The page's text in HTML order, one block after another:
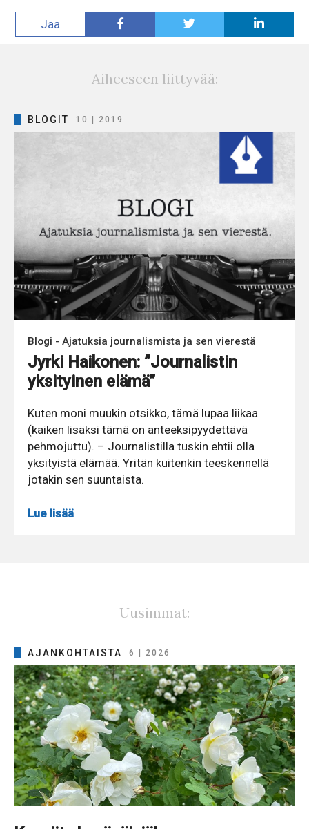
Jaa
Aiheeseen liittyvää:
BLOGIT 10 | 2019
Blogi - Ajatuksia journalismista ja sen vierestä
Jyrki Haikonen: ”Journalistin
yksityinen elämä”
Kuten moni muukin otsikko, tämä lupaa liikaa
(kaiken lisäksi tämä on anteeksipyydettävä
pehmojuttu). – Journalistilla tuskin ehtii olla
yksityistä elämää. Yritän kuitenkin teeskennellä
jotakin sen suuntaista.
Lue lisää
Uusimmat:
AJANKOHTAISTA 6 | 2026